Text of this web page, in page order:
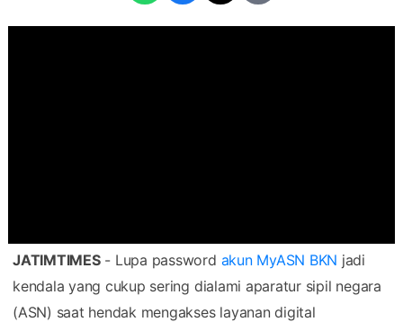
JATIMTIMES- Lupa password akun MyASN BKN jadi
kendala yang cukup sering dialami aparatur sipil negara
(ASN) saat hendak mengakses layanan digital